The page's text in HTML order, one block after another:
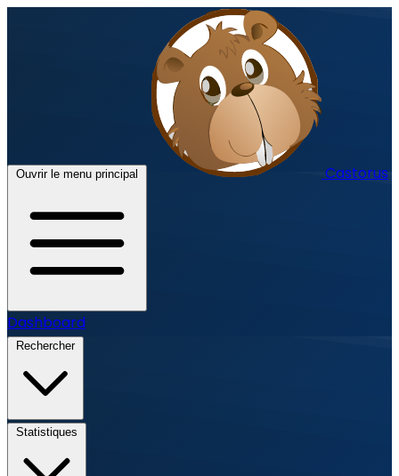
Ouvrir le menu principal Castorus
Dashboard
Rechercher
Statistiques